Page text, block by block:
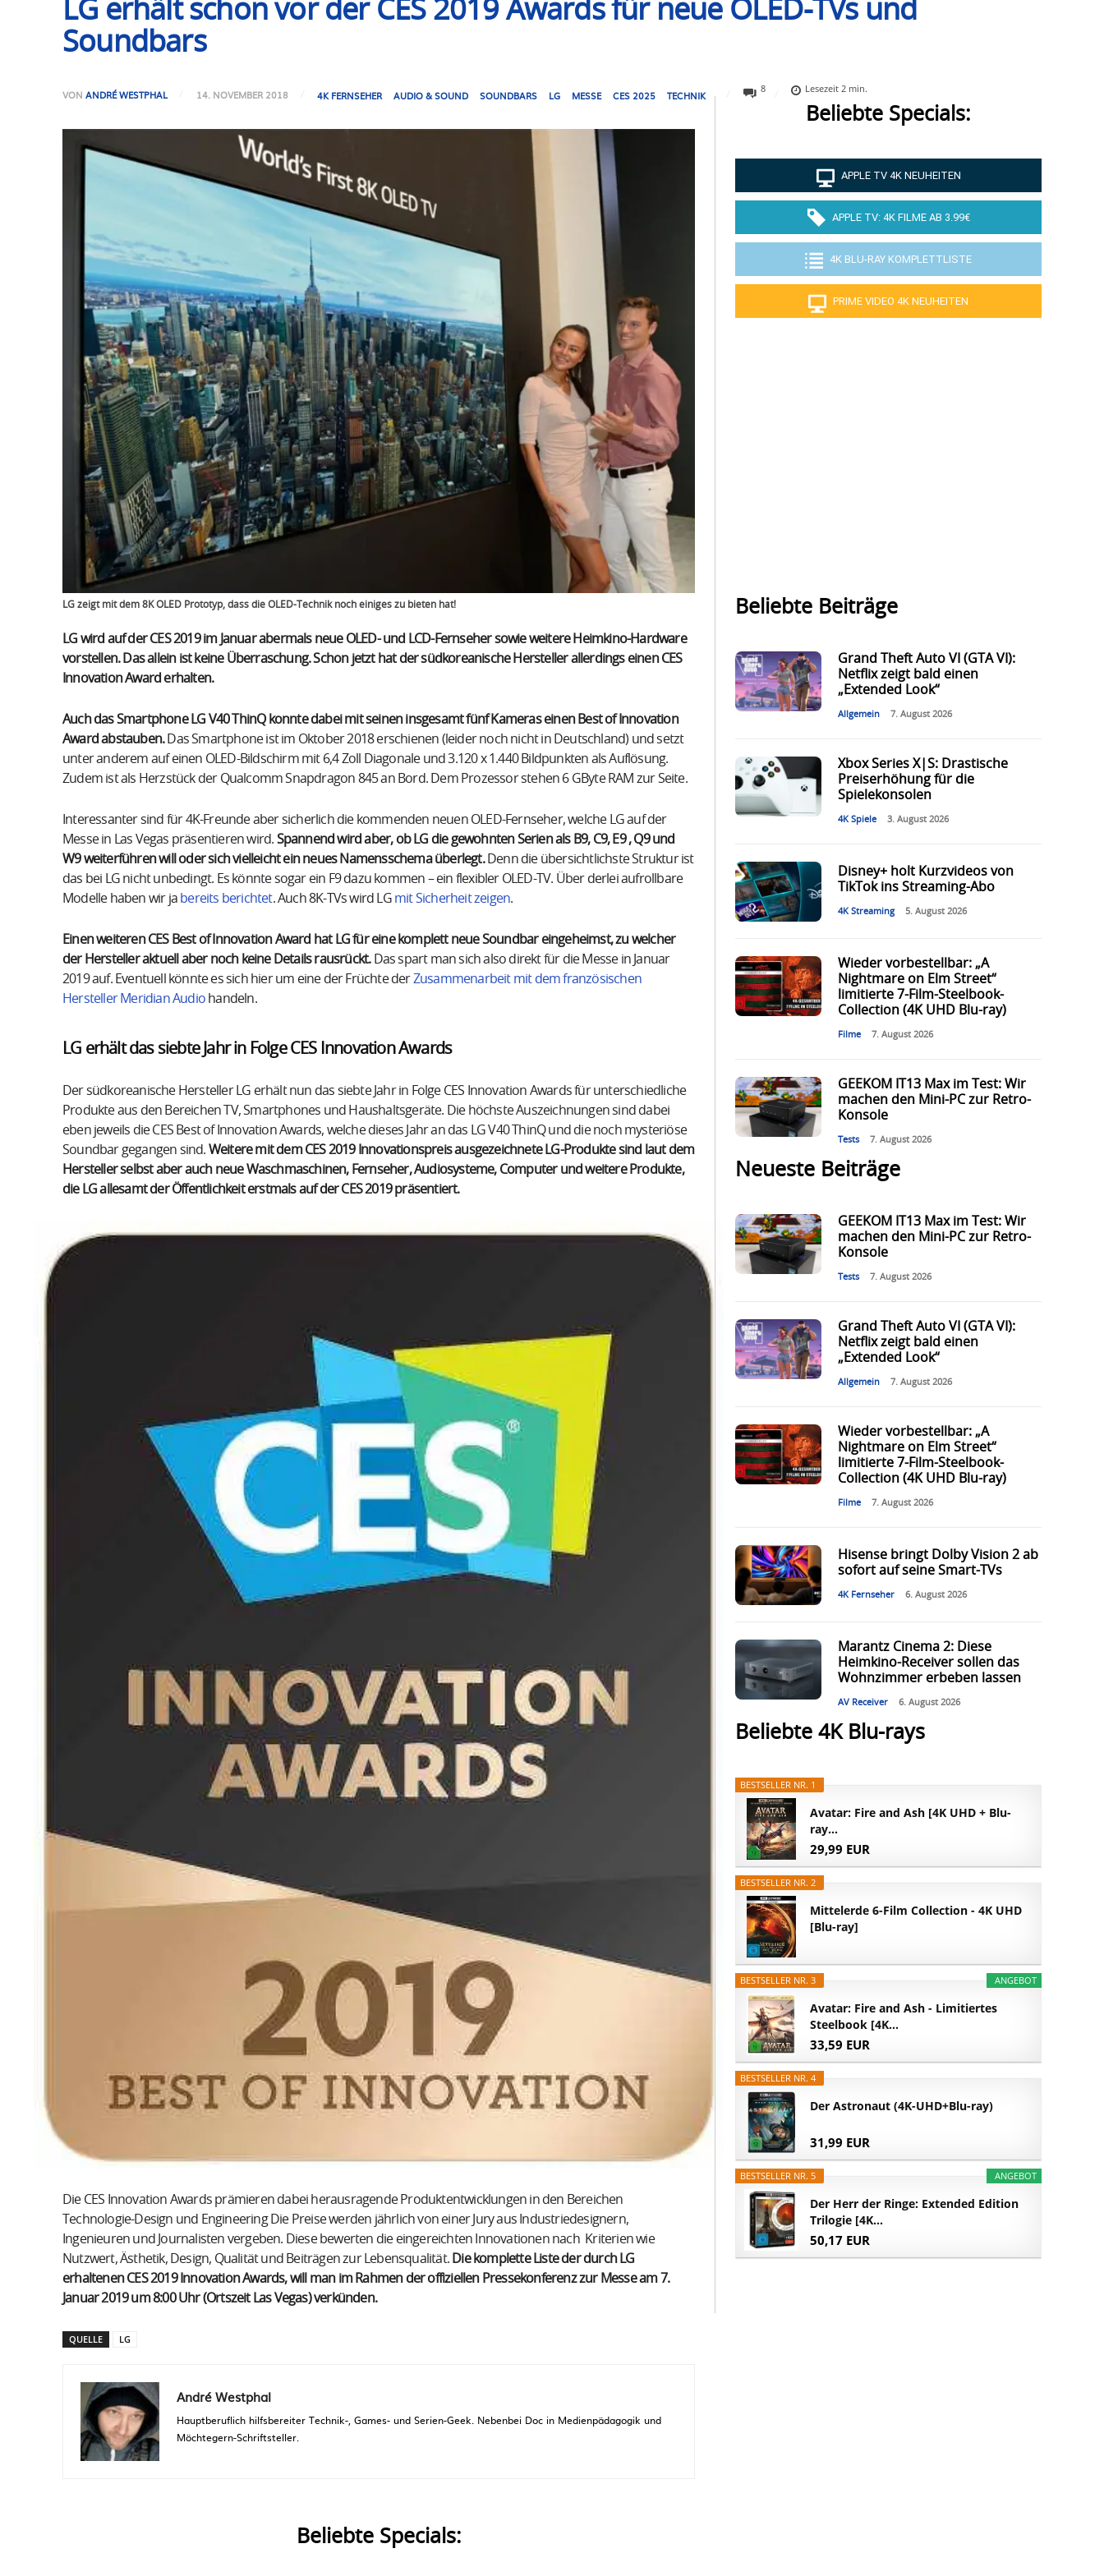
LG erhält schon vor der CES 2019 Awards für neue OLED-TVs und
Soundbars
VON ANDRÉ WESTPHAL 14. NOVEMBER 2018 4K FERNSEHER AUDIO & SOUND SOUNDBARS LG MESSE CES 2025 TECHNIK
8 Lesezeit2 min.
LG zeigt mit dem 8K OLED Prototyp, dass die OLED-Technik noch einiges zu bieten hat!
LG wird auf der CES 2019 im Januar abermals neue OLED- und LCD-Fernseher sowie weitere Heimkino-Hardware
vorstellen. Das allein ist keine Überraschung. Schon jetzt hat der südkoreanische Hersteller allerdings einen CES
Innovation Award erhalten.
Auch das Smartphone LG V40 ThinQ konnte dabei mit seinen insgesamt fünf Kameras einen Best of Innovation
Award abstauben.Das Smartphone ist im Oktober 2018 erschienen (leider noch nicht in Deutschland) und setzt
unter anderem auf einen OLED-Bildschirm mit 6,4 Zoll Diagonale und 3.120 x 1.440 Bildpunkten als Auflösung.
Zudem ist als Herzstück der Qualcomm Snapdragon 845 an Bord. Dem Prozessor stehen 6 GByte RAM zur Seite.
Interessanter sind für 4K-Freunde aber sicherlich die kommenden neuen OLED-Fernseher, welche LG auf der
Messe in Las Vegas präsentieren wird. Spannend wird aber, ob LG die gewohnten Serien als B9, C9, E9 , Q9 und
W9 weiterführen will oder sich vielleicht ein neues Namensschema überlegt.Denn die übersichtlichste Struktur ist
das bei LG nicht unbedingt. Es könnte sogar ein F9 dazu kommen – ein flexibler OLED-TV. Über derlei aufrollbare
Modelle haben wir ja bereits berichtet. Auch 8K-TVs wird LG mit Sicherheit zeigen.
Einen weiteren CES Best of Innovation Award hat LG für eine komplett neue Soundbar eingeheimst, zu welcher
der Hersteller aktuell aber noch keine Details rausrückt.Das spart man sich also direkt für die Messe in Januar
2019 auf. Eventuell könnte es sich hier um eine der Früchte derZusammenarbeit mit dem französischen
Hersteller Meridian Audio handeln.
LG erhält das siebte Jahr in Folge CES Innovation Awards
Der südkoreanische Hersteller LG erhält nun das siebte Jahr in Folge CES Innovation Awards für unterschiedliche
Produkte aus den Bereichen TV, Smartphones und Haushaltsgeräte. Die höchste Auszeichnungen sind dabei
eben jeweils die CES Best of Innovation Awards, welche dieses Jahr an das LG V40 ThinQ und die noch mysteriöse
Soundbar gegangen sind. Weitere mit dem CES 2019 Innovationspreis ausgezeichnete LG-Produkte sind laut dem
Hersteller selbst aber auch neue Waschmaschinen, Fernseher, Audiosysteme, Computer und weitere Produkte,
die LG allesamt der Öffentlichkeit erstmals auf der CES 2019 präsentiert.
Die CES Innovation Awards prämieren dabei herausragende Produktentwicklungen in den Bereichen
Technologie-Design und Engineering Die Preise werden jährlich von einer Jury aus Industriedesignern,
Ingenieuren und Journalisten vergeben. Diese bewerten die eingereichten Innovationen nach Kriterien wie
Nutzwert, Ästhetik, Design, Qualität und Beiträgen zur Lebensqualität. Die komplette Liste der durch LG
erhaltenen CES 2019 Innovation Awards, will man im Rahmen der offiziellen Pressekonferenz zur Messe am 7.
Januar 2019 um 8:00 Uhr (Ortszeit Las Vegas) verkünden.
QUELLE LG
André Westphal
Hauptberuflich hilfsbereiter Technik-, Games- und Serien-Geek. Nebenbei Doc in Medienpädagogik und
Möchtegern-Schriftsteller.
Beliebte Specials:
Beliebte Specials:
APPLE TV 4K NEUHEITEN
APPLE TV: 4K FILME AB 3.99€
4K BLU-RAY KOMPLETTLISTE
PRIME VIDEO 4K NEUHEITEN
Beliebte Beiträge
Grand Theft Auto VI (GTA VI):
Netflix zeigt bald einen
„Extended Look“
Allgemein 7. August 2026
Xbox Series X|S: Drastische
Preiserhöhung für die
Spielekonsolen
4K Spiele 3. August 2026
Disney+ holt Kurzvideos von
TikTok ins Streaming-Abo
4K Streaming 5. August 2026
Wieder vorbestellbar: „A
Nightmare on Elm Street“
limitierte 7-Film-Steelbook-
Collection (4K UHD Blu-ray)
Filme 7. August 2026
GEEKOM IT13 Max im Test: Wir
machen den Mini-PC zur Retro-
Konsole
Tests 7. August 2026
Neueste Beiträge
GEEKOM IT13 Max im Test: Wir
machen den Mini-PC zur Retro-
Konsole
Tests 7. August 2026
Grand Theft Auto VI (GTA VI):
Netflix zeigt bald einen
„Extended Look“
Allgemein 7. August 2026
Wieder vorbestellbar: „A
Nightmare on Elm Street“
limitierte 7-Film-Steelbook-
Collection (4K UHD Blu-ray)
Filme 7. August 2026
Hisense bringt Dolby Vision 2 ab
sofort auf seine Smart-TVs
4K Fernseher 6. August 2026
Marantz Cinema 2: Diese
Heimkino-Receiver sollen das
Wohnzimmer erbeben lassen
AV Receiver 6. August 2026
Beliebte 4K Blu-rays
BESTSELLER NR. 1
Avatar: Fire and Ash [4K UHD + Blu-
ray...
29,99 EUR
BESTSELLER NR. 2
Mittelerde 6-Film Collection - 4K UHD
[Blu-ray]
ANGEBOT
BESTSELLER NR. 3
Avatar: Fire and Ash - Limitiertes
Steelbook [4K...
33,59 EUR
BESTSELLER NR. 4
Der Astronaut (4K-UHD+Blu-ray)
31,99 EUR
ANGEBOT
BESTSELLER NR. 5
Der Herr der Ringe: Extended Edition
Trilogie [4K...
50,17 EUR